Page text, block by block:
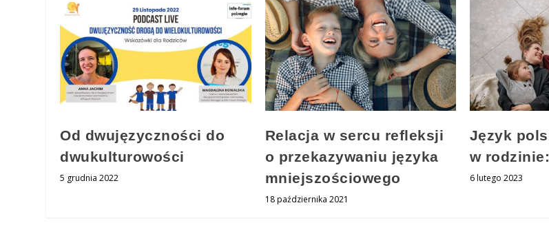
Od dwujęzyczności do
dwukulturowości
5 grudnia 2022
Relacja w sercu refleksji
o przekazywaniu języka
mniejszościowego
18 października 2021
Język
w
6 lutego 2023